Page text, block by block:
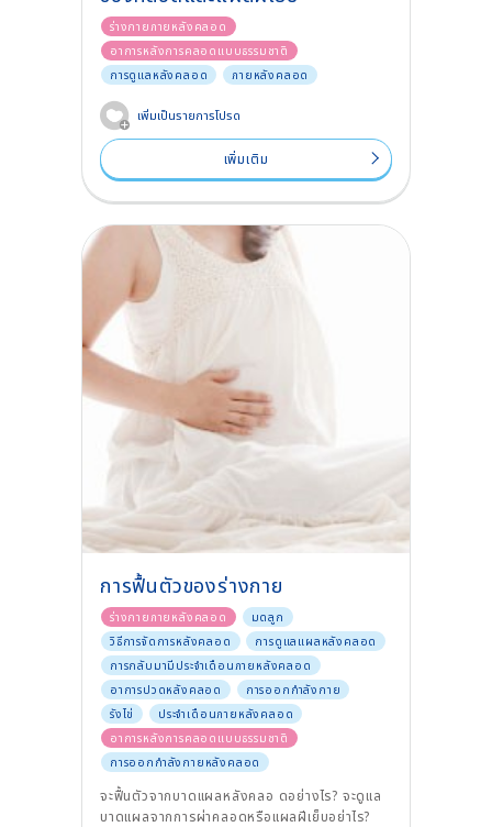
ร่างกายภายหลังคลอด
อาการหลังการคลอดแบบธรรมชาติ
การดูแลหลังคลอด
ภายหลังคลอด
เพิ่มเป็นรายการโปรด
เพิ่มเติม
การฟื้นตัวของร่างกาย
ร่างกายภายหลังคลอด
มดลูก
วิธีการจัดการหลังคลอด
การดูแลแผลหลังคลอด
การกลับมามีประจำเดือนภายหลังคลอด
อาการปวดหลังคลอด
การออกกำลังกาย
รังไข่
ประจำเดือนภายหลังคลอด
อาการหลังการคลอดแบบธรรมชาติ
การออกกำลังกายหลังคลอด
จะฟื้นตัวจากบาดแผลหลังคลอ ดอย่างไร? จะดูแล
บาดแผลจากการผ่าคลอดหรือแผลฝีเย็บอย่าไร?